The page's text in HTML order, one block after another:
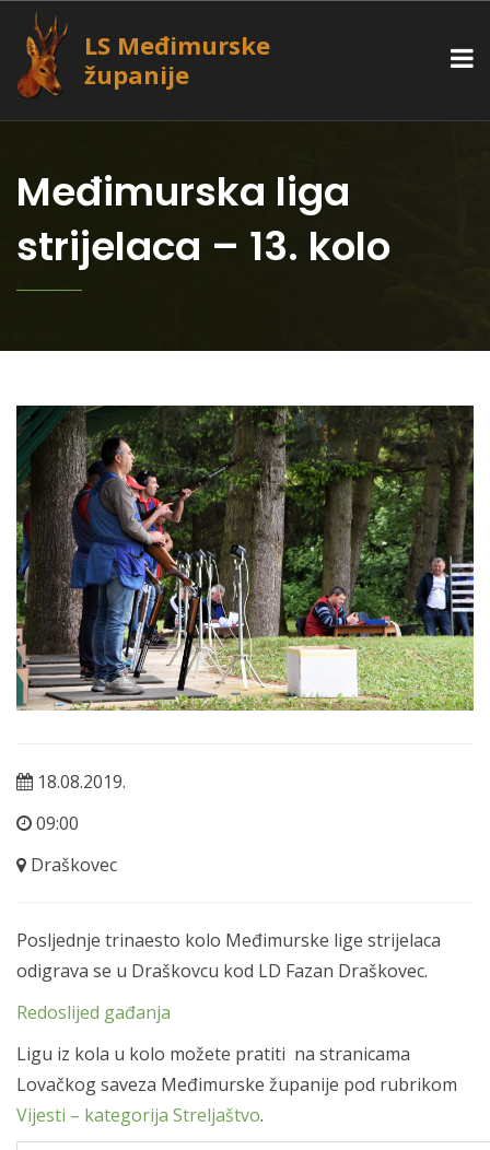
LS Međimurske
županije
Međimurska liga
strijelaca – 13. kolo
18.08.2019.
09:00
Draškovec
Posljednje trinaesto kolo Međimurske lige strijelaca
odigrava se u Draškovcu kod LD Fazan Draškovec.
Redoslijed gađanja
Ligu iz kola u kolo možete pratiti na stranicama
Lovačkog saveza Međimurske županije pod rubrikom
Vijesti – kategorija Streljaštvo.